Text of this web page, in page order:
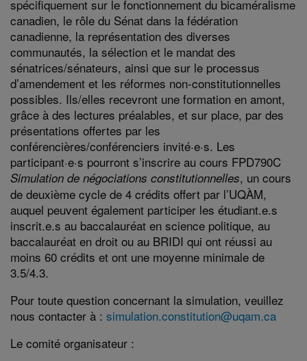
spécifiquement sur le fonctionnement du bicaméralisme
canadien, le rôle du Sénat dans la fédération
canadienne, la représentation des diverses
communautés, la sélection et le mandat des
sénatrices/sénateurs, ainsi que sur le processus
d’amendement et les réformes non-constitutionnelles
possibles. Ils/elles recevront une formation en amont,
grâce à des lectures préalables, et sur place, par des
présentations offertes par les
conférencières/conférenciers invité·e·s. Les
participant·e·s pourront s’inscrire au cours FPD790C
Simulation de négociations constitutionnelles, un cours
de deuxième cycle de 4 crédits offert par l’UQÀM,
auquel peuvent également participer les étudiant.e.s
inscrit.e.s au baccalauréat en science politique, au
baccalauréat en droit ou au BRIDI qui ont réussi au
moins 60 crédits et ont une moyenne minimale de
3.5/4.3.
Pour toute question concernant la simulation, veuillez
nous contacter à : simulation.constitution@uqam.ca
Le comité organisateur :